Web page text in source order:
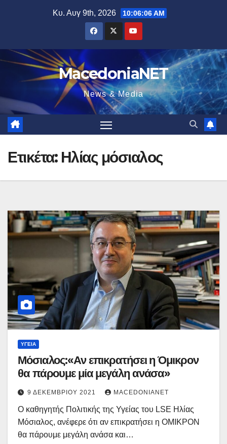
Κυ. Αυγ 9th, 2026 10:06:07 AM
MacedoniaNET
News & Media
Ετικέτα: Ηλίας μόσιαλος
ΥΓΕΊΑ
Μόσιαλος:«Αν επικρατήσει η Όμικρον
θα πάρουμε μία μεγάλη ανάσα»
9 ΔΕΚΕΜΒΡΊΟΥ 2021 MACEDONIANET
Ο καθηγητής Πολιτικής της Υγείας του LSE Ηλίας
Μόσιαλος, ανέφερε ότι αν επικρατήσει η ΟΜΙΚΡΟΝ
θα πάρουμε μεγάλη ανάσα και…